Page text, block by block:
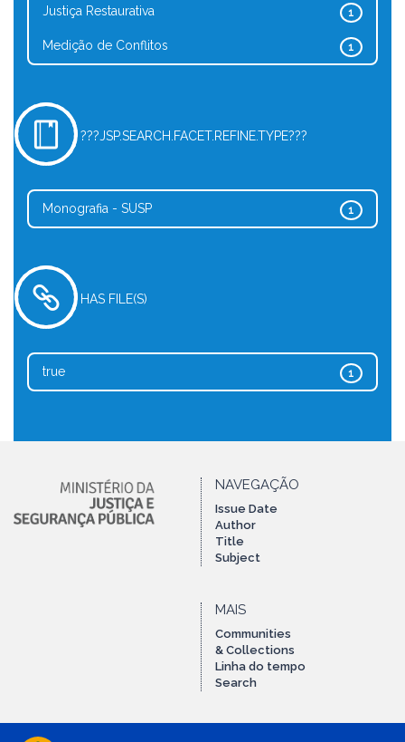
1
Justiça Restaurativa
1
Medição de Conflitos
???JSP.SEARCH.FACET.REFINE.TYPE???
1
Monografia - SUSP
HAS FILE(S)
1
true
NAVEGAÇÃO
Issue Date
Author
Title
Subject
MAIS
Communities
& Collections
Linha do tempo
Search